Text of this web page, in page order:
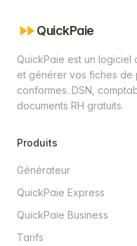
QuickPaie
QuickPaie est un
et générer vos fiches de
conformes. DSN,
documents RH gratuits.
Produits
Générateur
QuickPaie Express
QuickPaie Business
Tarifs